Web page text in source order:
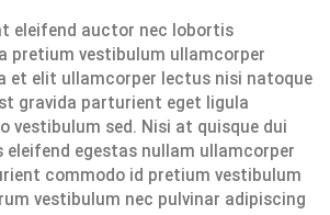
eleifend auctor nec lobortis
pretium vestibulum ullamcorper
et elit ullamcorper lectus nisi natoque
gravida parturient eget ligula
vestibulum sed. Nisi at quisque dui
eleifend egestas nullam ullamcorper
commodo id pretium vestibulum
vestibulum nec pulvinar adipiscing.